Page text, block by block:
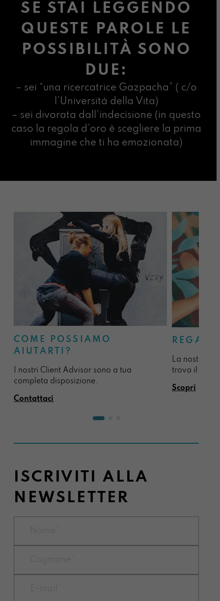
SE STAI LEGGENDO
QUESTE PAROLE LE
POSSIBILITÀ SONO
DUE:
– sei “una ricercatrice Gazpacha” ( c/o
l’Università della Vita)
– sei divorata dall’indecisione (in questo
caso la regola d’oro è scegliere la prima
immagine che ti ha emozionata)
COME POSSIAMO
AIUTARTI?
I nostri Client Advisor sono a tua
completa disposizione.
Contattaci
La nostra
trova il
Scopri
ISCRIVITI ALLA
NEWSLETTER